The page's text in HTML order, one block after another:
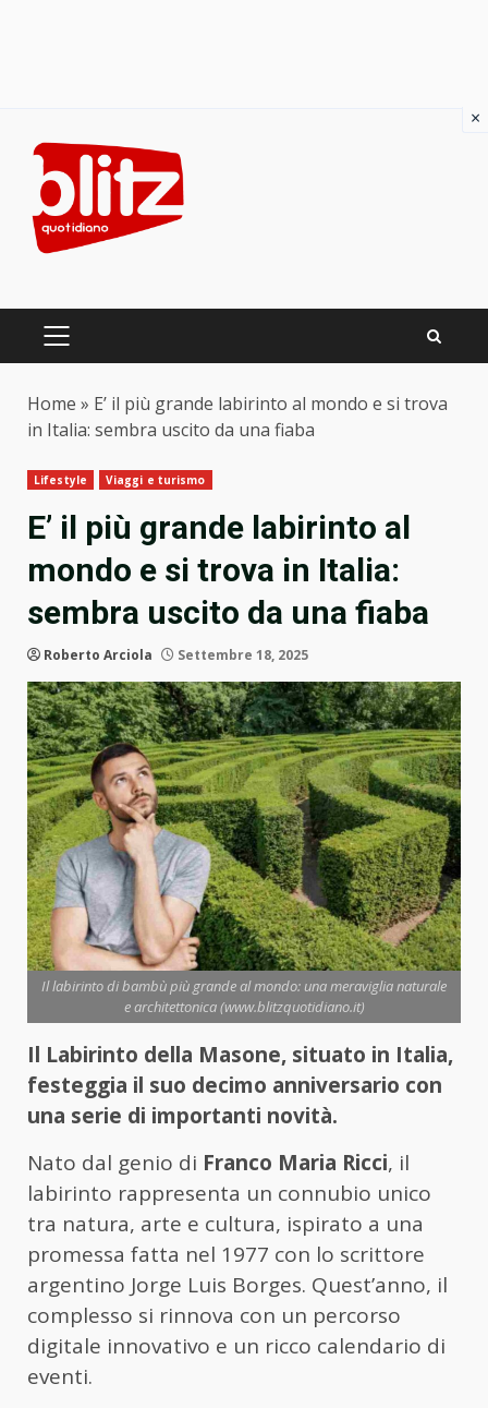
content
PRIMARY
Home » E’ il più grande labirinto al mondo e si trova
in Italia: sembra uscito da una fiaba
Lifestyle Viaggi e turismo
E’ il più grande labirinto al
mondo e si trova in Italia:
sembra uscito da una fiaba
Roberto Arciola Settembre 18, 2025
Il labirinto di bambù più grande al mondo: una meraviglia naturale
e architettonica (www.blitzquotidiano.it)
Il Labirinto della Masone, situato in Italia,
festeggia il suo decimo anniversario con
una serie di importanti novità.
Nato dal genio di Franco Maria Ricci, il
labirinto rappresenta un connubio unico
tra natura, arte e cultura, ispirato a una
promessa fatta nel 1977 con lo scrittore
argentino Jorge Luis Borges. Quest’anno, il
complesso si rinnova con un percorso
digitale innovativo e un ricco calendario di
eventi.
×